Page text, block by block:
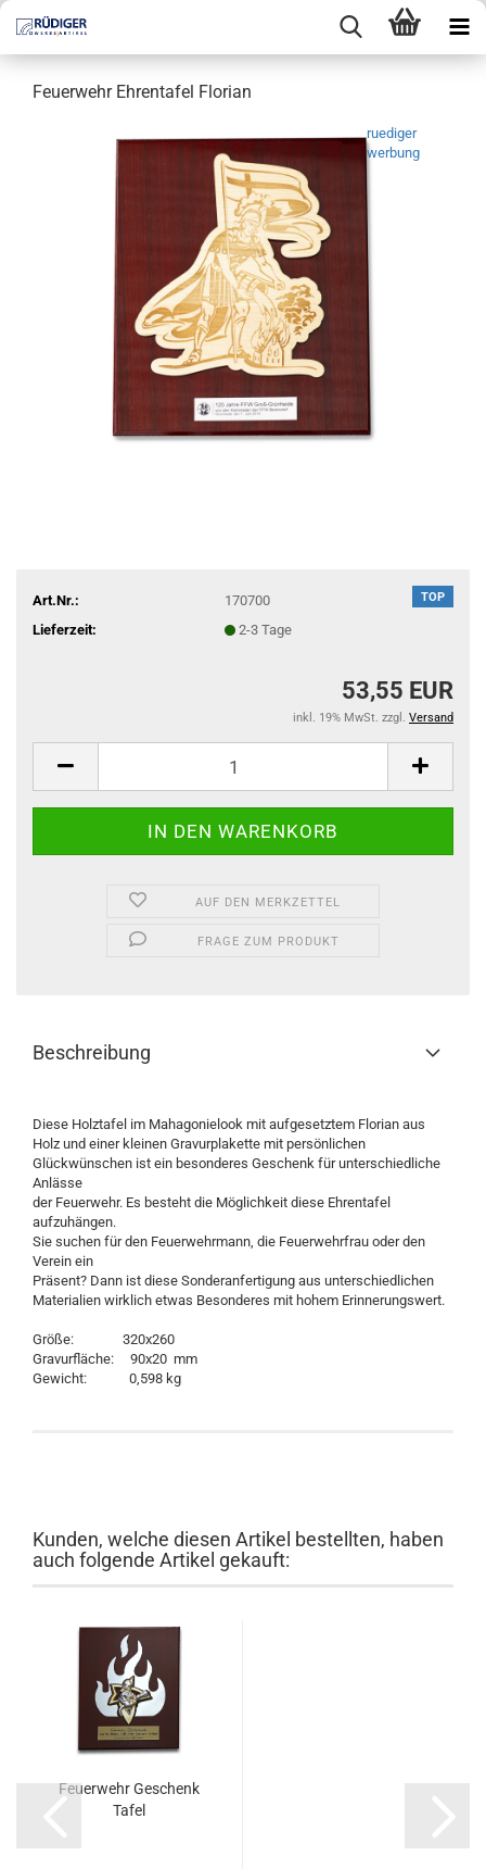
Feuerwehr Ehrentafel Florian
ruediger
werbung
TOP
Art.Nr.:
170700
Lieferzeit:
2-3 Tage
53,55 EUR
inkl. 19% MwSt. zzgl. Versand
AUF DEN MERKZETTEL
FRAGE ZUM PRODUKT
Beschreibung
Diese Holztafel im Mahagonielook mit aufgesetztem Florian aus
Holz und einer kleinen Gravurplakette mit persönlichen
Glückwünschen ist ein besonderes Geschenk für unterschiedliche
Anlässe
der Feuerwehr. Es besteht die Möglichkeit diese Ehrentafel
aufzuhängen.
Sie suchen für den Feuerwehrmann, die Feuerwehrfrau oder den
Verein ein
Präsent? Dann ist diese Sonderanfertigung aus unterschiedlichen
Materialien wirklich etwas Besonderes mit hohem Erinnerungswert.
Größe: 320x260
Gravurfläche: 90x20 mm
Gewicht: 0,598 kg
Kunden, welche diesen Artikel bestellten, haben
auch folgende Artikel gekauft:
Feuerwehr Geschenk
Tafel